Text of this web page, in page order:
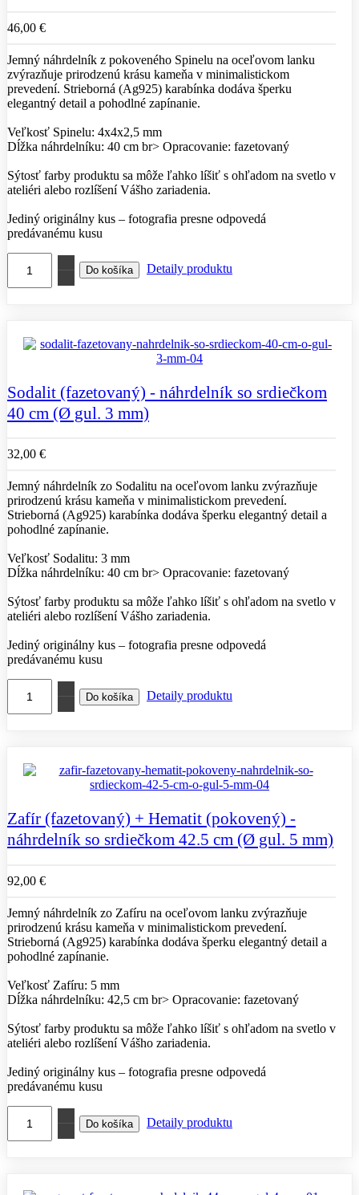
46,00 €
Jemný náhrdelník z pokoveného Spinelu na oceľovom lanku
zvýrazňuje prirodzenú krásu kameňa v minimalistickom
prevedení. Strieborná (Ag925) karabínka dodáva šperku
elegantný detail a pohodlné zapínanie.
Veľkosť Spinelu: 4x4x2,5 mm
Dĺžka náhrdelníku: 40 cm br> Opracovanie: fazetovaný
Sýtosť farby produktu sa môže ľahko líšiť s ohľadom na svetlo v
ateliéri alebo rozlíšení Vášho zariadenia.
Jediný originálny kus – fotografia presne odpovedá
predávanému kusu
Detaily produktu
Sodalit (fazetovaný) - náhrdelník so srdiečkom
40 cm (Ø gul. 3 mm)
32,00 €
Jemný náhrdelník zo Sodalitu na oceľovom lanku zvýrazňuje
prirodzenú krásu kameňa v minimalistickom prevedení.
Strieborná (Ag925) karabínka dodáva šperku elegantný detail a
pohodlné zapínanie.
Veľkosť Sodalitu: 3 mm
Dĺžka náhrdelníku: 40 cm br> Opracovanie: fazetovaný
Sýtosť farby produktu sa môže ľahko líšiť s ohľadom na svetlo v
ateliéri alebo rozlíšení Vášho zariadenia.
Jediný originálny kus – fotografia presne odpovedá
predávanému kusu
Detaily produktu
Zafír (fazetovaný) + Hematit (pokovený) -
náhrdelník so srdiečkom 42.5 cm (Ø gul. 5 mm)
92,00 €
Jemný náhrdelník zo Zafíru na oceľovom lanku zvýrazňuje
prirodzenú krásu kameňa v minimalistickom prevedení.
Strieborná (Ag925) karabínka dodáva šperku elegantný detail a
pohodlné zapínanie.
Veľkosť Zafíru: 5 mm
Dĺžka náhrdelníku: 42,5 cm br> Opracovanie: fazetovaný
Sýtosť farby produktu sa môže ľahko líšiť s ohľadom na svetlo v
ateliéri alebo rozlíšení Vášho zariadenia.
Jediný originálny kus – fotografia presne odpovedá
predávanému kusu
Detaily produktu